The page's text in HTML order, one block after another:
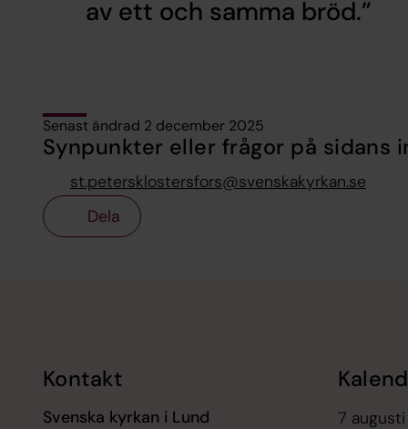
av ett och samma bröd.
Senast ändrad 2 december 2025
Synpunkter eller frågor på sidans
st.petersklostersfors@svenskakyrkan.se
Dela
Kontakt
Svenska kyrkan i Lund 7